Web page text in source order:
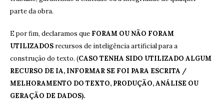
parte da obra.
E por fim, declaramos que FORAM OU NÃO FORAM
UTILIZADOS recursos de inteligência artificial para a
construção do texto. (CASO TENHA SIDO UTILIZADO ALGUM
RECURSO DE IA, INFORMAR SE FOI PARA ESCRITA /
MELHORAMENTO DO TEXTO, PRODUÇÃO, ANÁLISE OU
GERAÇÃO DE DADOS).